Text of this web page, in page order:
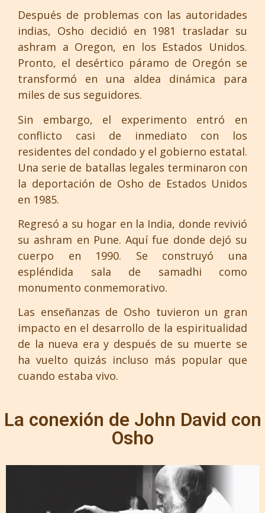
Después de problemas con las autoridades
indias, Osho decidió en 1981 trasladar su
ashram a Oregon, en los Estados Unidos.
Pronto, el desértico páramo de Oregón se
transformó en una aldea dinámica para
miles de sus seguidores.
Sin embargo, el experimento entró en
conflicto casi de inmediato con los
residentes del condado y el gobierno estatal.
Una serie de batallas legales terminaron con
la deportación de Osho de Estados Unidos
en 1985.
Regresó a su hogar en la India, donde revivió
su ashram en Pune. Aquí fue donde dejó su
cuerpo en 1990. Se construyó una
espléndida sala de samadhi como
monumento conmemorativo.
Las enseñanzas de Osho tuvieron un gran
impacto en el desarrollo de la espiritualidad
de la nueva era y después de su muerte se
ha vuelto quizás incluso más popular que
cuando estaba vivo.
La conexión de John David con
Osho